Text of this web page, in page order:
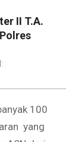
II T.A.
100
yang